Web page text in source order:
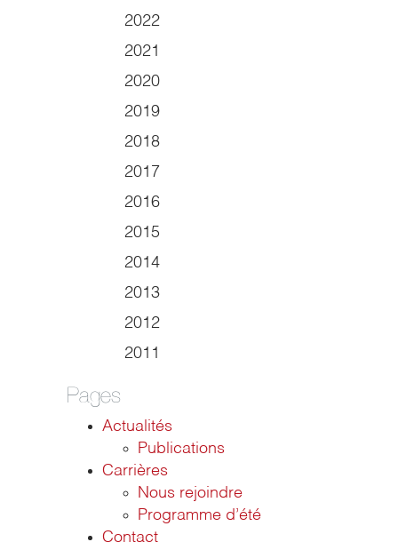
2022
2021
2020
2019
2018
2017
2016
2015
2014
2013
2012
2011
Pages
Actualités
Publications
Carrières
Nous rejoindre
Programme d’été
Contact